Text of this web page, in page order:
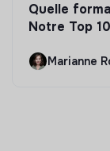
Quelle
Notre Top 10
Marianne